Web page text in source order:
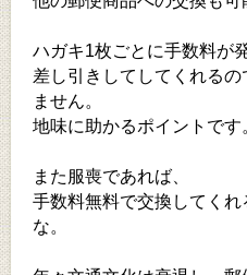
ハガキ1枚ごとに手数料が
差し引きしてしてくれる
ません。
地味に助かるポイントです
また服喪であれば、
手数料無料で交換してく
な。